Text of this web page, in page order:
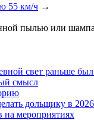
55 км/ч →
пылью или
свет раньше
смысл
дольщику в
на мероприятиях